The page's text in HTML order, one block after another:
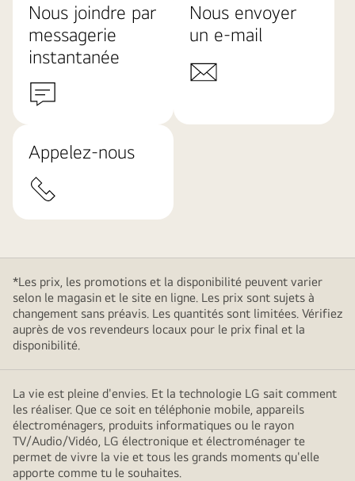
Nous joindre par
messagerie
instantanée
Nous envoyer
un e-mail
Appelez-nous
*Les prix, les promotions et la disponibilité peuvent varier
selon le magasin et le site en ligne. Les prix sont sujets à
changement sans préavis. Les quantités sont limitées. Vérifiez
auprès de vos revendeurs locaux pour le prix final et la
disponibilité.
La vie est pleine d'envies. Et la technologie LG sait comment
les réaliser. Que ce soit en téléphonie mobile, appareils
électroménagers, produits informatiques ou le rayon
TV/Audio/Vidéo, LG électronique et électroménager te
permet de vivre la vie et tous les grands moments qu'elle
apporte comme tu le souhaites.